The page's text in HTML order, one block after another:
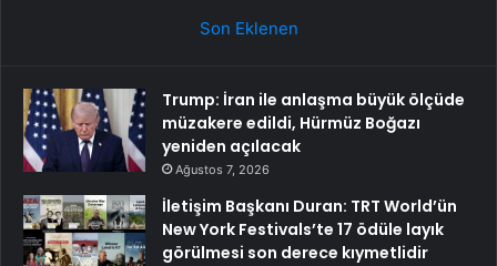
Son Eklenen
Trump: İran ile anlaşma büyük ölçüde
müzakere edildi, Hürmüz Boğazı
yeniden açılacak
Ağustos 7, 2026
İletişim Başkanı Duran: TRT World’ün
New York Festivals’te 17 ödüle layık
görülmesi son derece kıymetlidir